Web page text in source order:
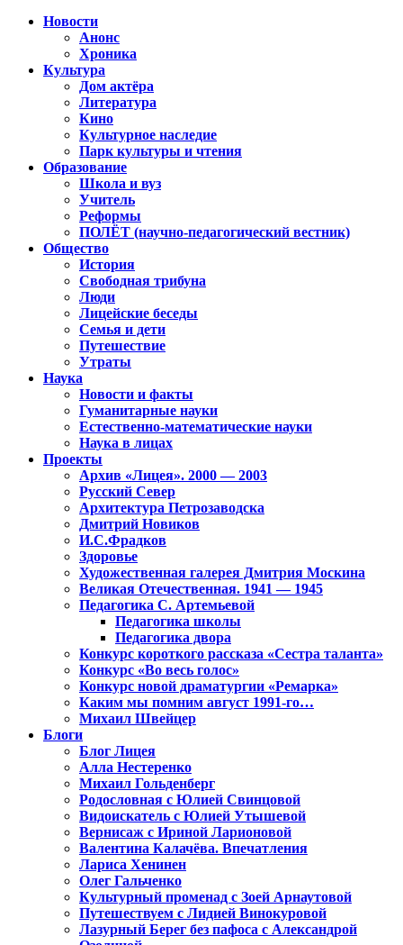
Новости
Анонс
Хроника
Культура
Дом актёра
Литература
Кино
Культурное наследие
Парк культуры и чтения
Образование
Школа и вуз
Учитель
Реформы
ПОЛЁТ (научно-педагогический вестник)
Общество
История
Свободная трибуна
Люди
Лицейские беседы
Семья и дети
Путешествие
Утраты
Наука
Новости и факты
Гуманитарные науки
Естественно-математические науки
Наука в лицах
Проекты
Архив «Лицея». 2000 — 2003
Русский Север
Архитектура Петрозаводска
Дмитрий Новиков
И.С.Фрадков
Здоровье
Художественная галерея Дмитрия Москина
Великая Отечественная. 1941 — 1945
Педагогика С. Артемьевой
Педагогика школы
Педагогика двора
Конкурс короткого рассказа «Сестра таланта»
Конкурс «Во весь голос»
Конкурс новой драматургии «Ремарка»
Каким мы помним август 1991-го…
Михаил Швейцер
Блоги
Блог Лицея
Алла Нестеренко
Михаил Гольденберг
Родословная с Юлией Свинцовой
Видоискатель с Юлией Утышевой
Вернисаж с Ириной Ларионовой
Валентина Калачёва. Впечатления
Лариса Хенинен
Олег Гальченко
Культурный променад с Зоей Арнаутовой
Путешествуем с Лидией Винокуровой
Лазурный Берег без пафоса с Александрой